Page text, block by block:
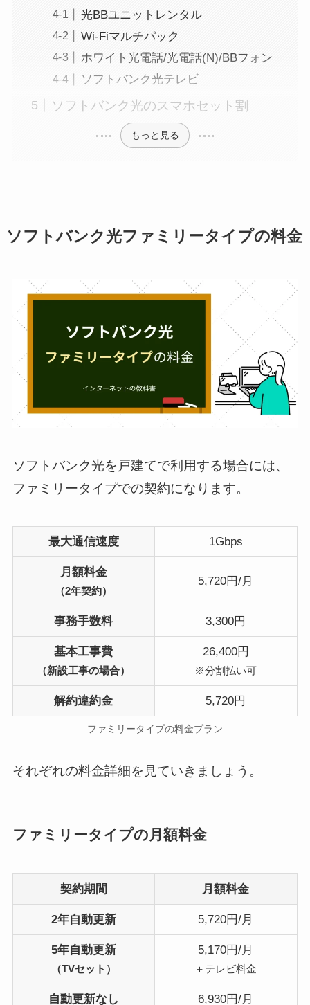
光BBユニットレンタル
Wi-Fiマルチパック
ホワイト光電話/光電話(N)/BBフォン
ソフトバンク光テレビ
ソフトバンク光のスマホセット割
もっと見る
ソフトバンク光ファミリータイプの料金
ソフトバンク光を戸建てで利用する場合には、
ファミリータイプでの契約になります。
最大通信速度 1Gbps
月額料金
（2年契約）
5,720円/月
事務手数料 3,300円
基本工事費
（新設工事の場合）
26,400円
※分割払い可
解約違約金 5,720円
ファミリータイプの料金プラン
それぞれの料金詳細を見ていきましょう。
ファミリータイプの月額料金
契約期間 月額料金
2年自動更新 5,720円/月
5年自動更新
（TVセット）
5,170円/月
＋テレビ料金
自動更新なし 6,930円/月